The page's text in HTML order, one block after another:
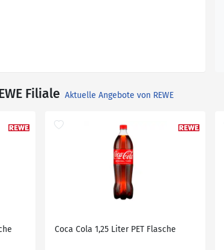
Filiale Aktuelle Angebote von REWE
Coca Cola 1,25 Liter PET Flasche